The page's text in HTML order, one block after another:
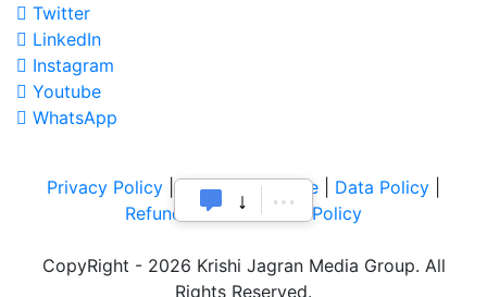
Twitter
LinkedIn
Instagram
Youtube
WhatsApp
Privacy Policy |Terms of Service Data Policy
Refund & Cancellation Policy
CopyRight - 2026 Krishi Jagran Media Group. All
Rights Reserved.